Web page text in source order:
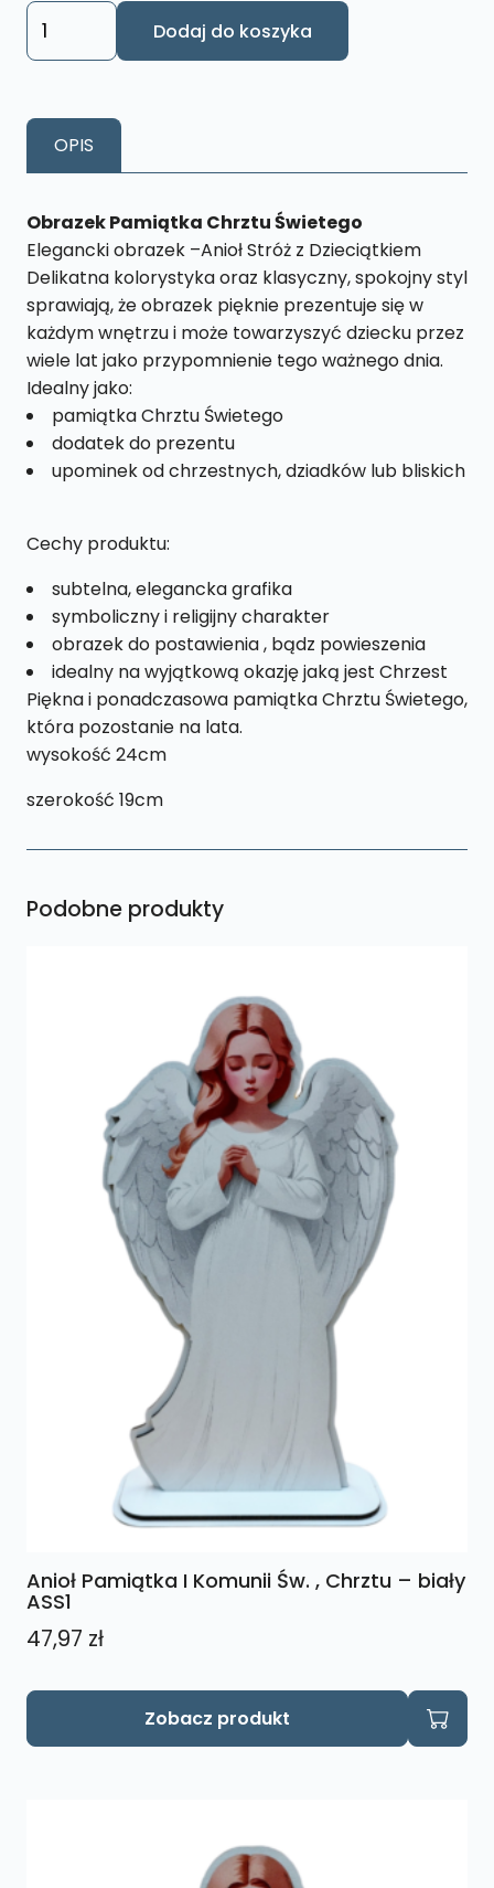
ilość
Obrazek
Świetego
M227
Dodaj do koszyka
OPIS
Obrazek Pamiątka Chrztu Świetego
Elegancki obrazek –Anioł Stróż z Dzieciątkiem
Delikatna kolorystyka oraz klasyczny, spokojny styl
sprawiają, że obrazek pięknie prezentuje się w
każdym wnętrzu i może towarzyszyć dziecku przez
wiele lat jako przypomnienie tego ważnego dnia.
Idealny jako:
pamiątka Chrztu Świetego
dodatek do prezentu
upominek od chrzestnych, dziadków lub bliskich
Cechy produktu:
subtelna, elegancka grafika
symboliczny i religijny charakter
obrazek do postawienia , bądz powieszenia
idealny na wyjątkową okazję jaką jest Chrzest
Piękna i ponadczasowa pamiątka Chrztu Świetego,
która pozostanie na lata.
wysokość 24cm
szerokość 19cm
Podobne produkty
Anioł Pamiątka I Komunii Św. , Chrztu – biały
ASS1
47,97 zł
Zobacz produkt